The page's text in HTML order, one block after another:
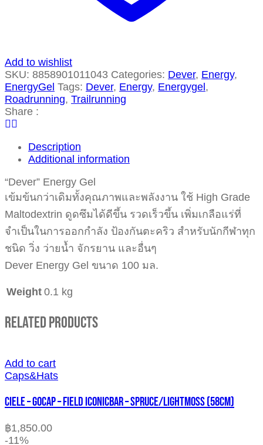
Add to wishlist
SKU: 8858901011043 Categories: Dever, Energy,
EnergyGel Tags: Dever, Energy, Energygel ,
Roadrunning, Trailrunning
Share :
Description
Additional information
“Dever” Energy Gel
เข้มข้นกว่าเดิมทั้งคุณภาพและพลังงาน ใช้ High Grade
Maltodextrin ดูดซึมได้ดีขึ้น รวดเร็วขึ้น เพิ่มเกลือแร่ที่
จำเป็นในการออกกำลัง ป้องกันตะคริว สำหรับนักกีฬาทุก
ชนิด วิ่ง ว่ายน้ำ จักรยาน และอื่นๆ
Dever Energy Gel ขนาด 100 มล.
Weight 0.1 kg
Related Products
Add to cart
Caps&Hats
CIELE – GOCAP – FIELD ICONICBAR – SPRUCE/LIGHTMOSS (58cm)
฿1,850.00
-11%